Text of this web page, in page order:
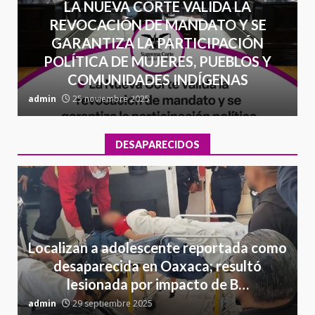
LA NUEVA CORTE VALIDA LA
REVOCACIÓN DE MANDATO Y SE
GARANTIZA LA PARTICIPACIÓN
POLÍTICA DE MUJERES, PUEBLOS Y
COMUNIDADES INDÍGENAS
admin 25 noviembre 2025
DESAPARECIDOS
Localizan a adolescente reportada como
desaparecida en Oaxaca; resultó
lesionada por impacto de B…
admin 29 septiembre 2025